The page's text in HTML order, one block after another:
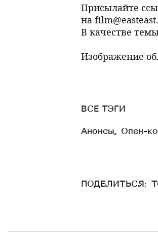
Присылайте
на
В качестве
Изображение
ВСЕ ТЭГИ
Анонсы, Опен-
ПОДЕЛИТЬСЯ: